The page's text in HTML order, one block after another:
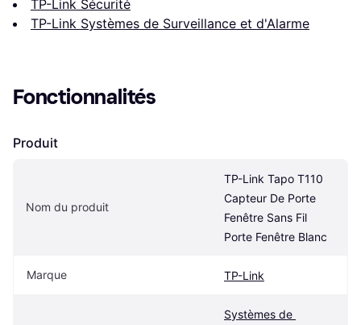
TP-Link Sécurité
TP-Link Systèmes de Surveillance et d'Alarme
Fonctionnalités
Produit
Nom du produit
TP-Link Tapo T110
Capteur De Porte
Fenêtre Sans Fil
Porte Fenêtre Blanc
Marque TP-Link
Systèmes de